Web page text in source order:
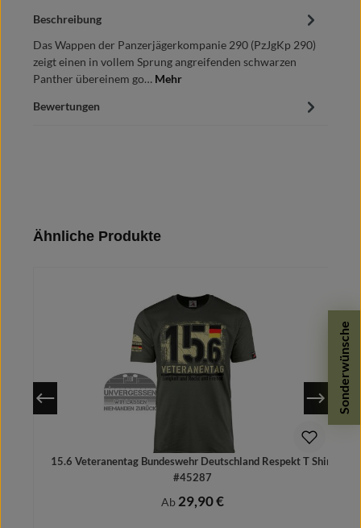
Sonderwünsche
Beschreibung
Das Wappen der Panzerjägerkompanie 290 (PzJgKp 290)
zeigt einen in vollem Sprung angreifenden schwarzen
Panther übereinem go… Mehr
Bewertungen
Produktgalerie überspringen
Ähnliche Produkte
15.6 Veteranentag Bundeswehr Deutschland Respekt T Shirt
#45287
Regulärer Preis:
Ab 29,90 €